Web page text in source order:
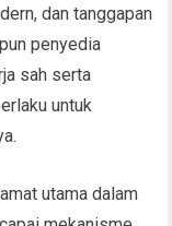
dan tanggapan
penyedia
sah serta
untuk
utama dalam